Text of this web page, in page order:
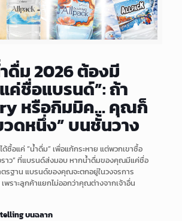
ดื่ม 2026 ต้องมี
ค่ชื่อแบรนด์”: ถ้า
หรือกิมมิค… คุณก็
วดหนึ่ง” บนชั้นวาง
ด้ซื้อแค่ “น้ำดื่ม” เพื่อแก้กระหาย แต่พวกเขาซื้อ
ราว” ที่แบรนด์ส่งมอบ หากน้ำดื่มของคุณมีแค่ชื่อ
รฐาน แบรนด์ของคุณจะตกอยู่ในวงจรการ
พราะลูกค้าแยกไม่ออกว่าคุณต่างจากเจ้าอื่น
บนฉลาก